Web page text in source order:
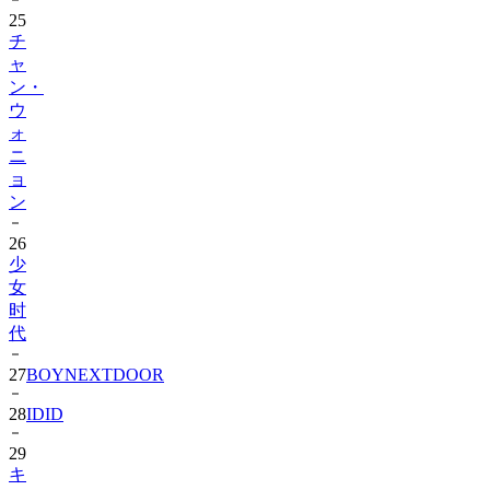
25
チ
ャ
ン・
ウ
ォ
ニ
ョ
ン
26
少
女
时
代
27BOYNEXTDOOR
28IDID
29
キ